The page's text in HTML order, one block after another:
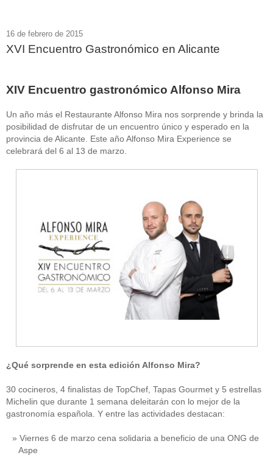
16 de febrero de 2015
XVI Encuentro Gastronómico en Alicante
XIV Encuentro gastronómico Alfonso Mira
Un año más el Restaurante Alfonso Mira nos sorprende y brinda la
posibilidad de disfrutar de un encuentro único y esperado en la
provincia de Alicante. Este año Alfonso Mira Experience se
celebrará del 6 al 13 de marzo.
¿Qué sorprende en esta edición Alfonso Mira?
30 cocineros, 4 finalistas de TopChef, Tapas Gourmet y 5 estrellas
Michelin que durante 1 semana deleitarán con lo mejor de la
gastronomía española. Y entre las actividades destacan:
Viernes 6 de marzo cena solidaria a beneficio de una ONG de
Aspe